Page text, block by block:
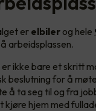
er elbiler og hele
arbeidsplassen.
ikke bare et skritt
beslutning for å
å ta seg til og fra
kjøre hjem med